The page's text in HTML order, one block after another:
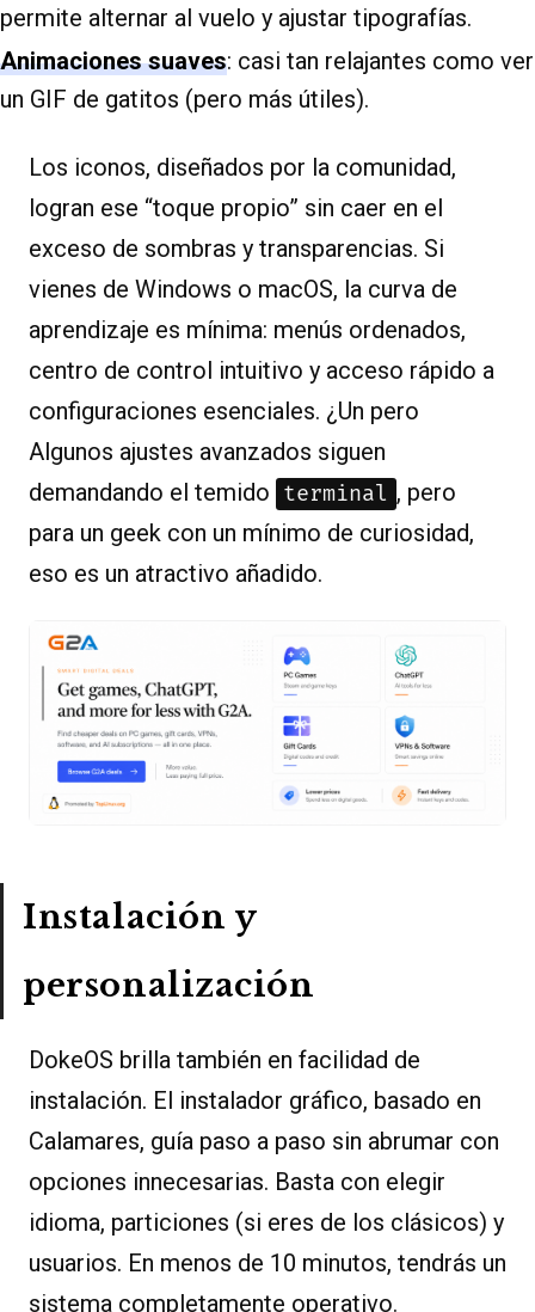
permite alternar al vuelo y ajustar tipografías.
Animaciones suaves: casi tan relajantes como ver
un GIF de gatitos (pero más útiles).
Los iconos, diseñados por la comunidad,
logran ese “toque propio” sin caer en el
exceso de sombras y transparencias. Si
vienes de Windows o macOS, la curva de
aprendizaje es mínima: menús ordenados,
centro de control intuitivo y acceso rápido a
configuraciones esenciales. ¿Un pero
Algunos ajustes avanzados siguen
demandando el temido terminal , pero
para un geek con un mínimo de curiosidad,
eso es un atractivo añadido.
Instalación y
personalización
DokeOS brilla también en facilidad de
instalación. El instalador gráfico, basado en
Calamares, guía paso a paso sin abrumar con
opciones innecesarias. Basta con elegir
idioma, particiones (si eres de los clásicos) y
usuarios. En menos de 10 minutos, tendrás un
sistema completamente operativo.